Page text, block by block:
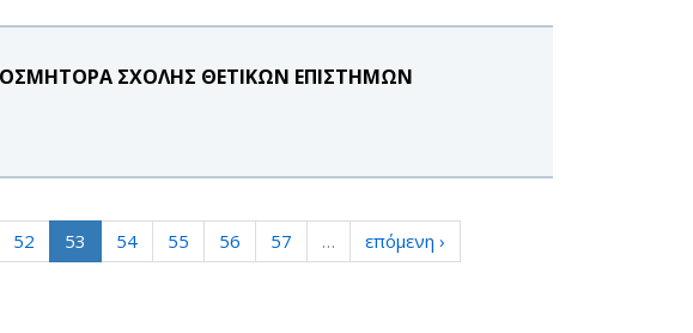
ΣΧΟΛΗΣ ΘΕΤΙΚΩΝ ΕΠΙΣΤΗΜΩΝ
52 53 54 55 56 57 …
επόμενη ›